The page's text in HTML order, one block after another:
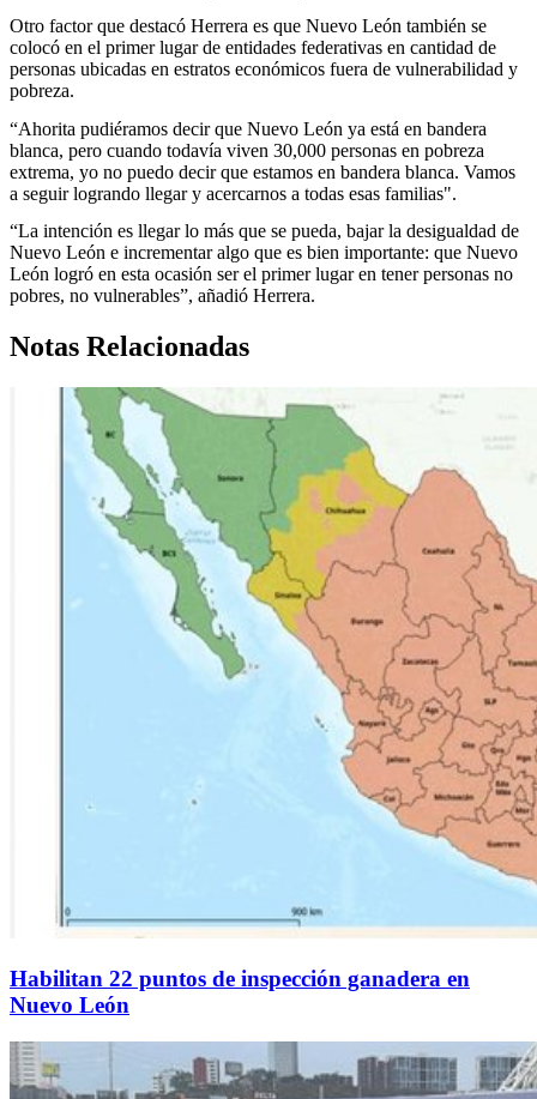
Otro factor que destacó Herrera es que Nuevo León también se
colocó en el primer lugar de entidades federativas en cantidad de
personas ubicadas en estratos económicos fuera de vulnerabilidad y
pobreza.
“Ahorita pudiéramos decir que Nuevo León ya está en bandera
blanca, pero cuando todavía viven 30,000 personas en pobreza
extrema, yo no puedo decir que estamos en bandera blanca. Vamos
a seguir logrando llegar y acercarnos a todas esas familias".
“La intención es llegar lo más que se pueda, bajar la desigualdad de
Nuevo León e incrementar algo que es bien importante: que Nuevo
León logró en esta ocasión ser el primer lugar en tener personas no
pobres, no vulnerables”, añadió Herrera.
Notas Relacionadas
Habilitan 22 puntos de inspección ganadera en
Nuevo León